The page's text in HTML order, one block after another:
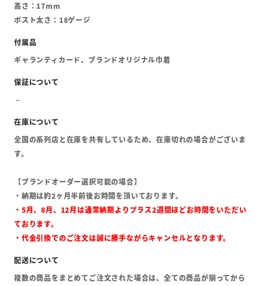
高さ：17mm
ポスト太さ：18ゲージ
ギャランティカード、ブランドオリジナル巾着
全国の系列店と在庫を共有しているため、在庫切れの場合がございま
す。
【ブランドオーダー選択可能の場合】
・納期は約2ヶ月半前後お時間を頂いております。
・5月、8月、12月は通常納期よりプラス2週間ほどお時間をいただい
ております。
・代金引換でのご注文は誠に勝手ながらキャンセルとなります。
複数の商品をまとめてご注文された場合は、全ての商品が揃ってから